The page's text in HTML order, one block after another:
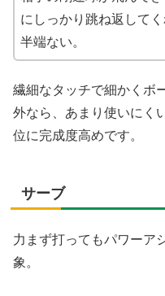
にしっかり跳ね返して
半端ない。
繊細なタッチで細かくボ
外なら、あまり使いにく
位に完成度高めです。
サーブ
力まず打ってもパワーア
象。